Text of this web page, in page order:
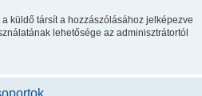
küldő társít a hozzászólásához jelképezve
lehetősége az adminisztrátortól